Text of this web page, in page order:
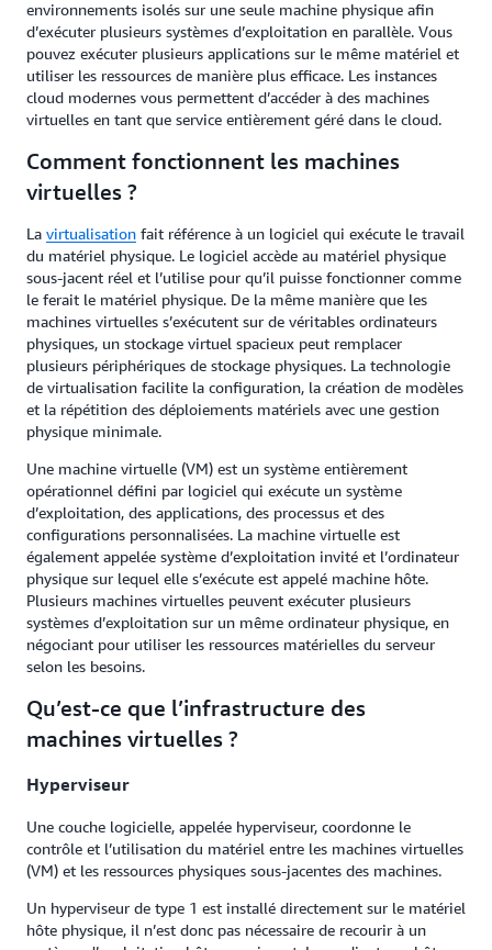
environnements isolés sur une seule machine physique afin
d’exécuter plusieurs systèmes d’exploitation en parallèle. Vous
pouvez exécuter plusieurs applications sur le même matériel et
utiliser les ressources de manière plus efficace. Les instances
cloud modernes vous permettent d’accéder à des machines
virtuelles en tant que service entièrement géré dans le cloud.
Comment fonctionnent les machines
virtuelles ?
La virtualisation fait référence à un logiciel qui exécute le travail
du matériel physique. Le logiciel accède au matériel physique
sous-jacent réel et l’utilise pour qu’il puisse fonctionner comme
le ferait le matériel physique. De la même manière que les
machines virtuelles s’exécutent sur de véritables ordinateurs
physiques, un stockage virtuel spacieux peut remplacer
plusieurs périphériques de stockage physiques. La technologie
de virtualisation facilite la configuration, la création de modèles
et la répétition des déploiements matériels avec une gestion
physique minimale.
Une machine virtuelle (VM) est un système entièrement
opérationnel défini par logiciel qui exécute un système
d’exploitation, des applications, des processus et des
configurations personnalisées. La machine virtuelle est
également appelée système d’exploitation invité et l’ordinateur
physique sur lequel elle s’exécute est appelé machine hôte.
Plusieurs machines virtuelles peuvent exécuter plusieurs
systèmes d’exploitation sur un même ordinateur physique, en
négociant pour utiliser les ressources matérielles du serveur
selon les besoins.
Qu’est-ce que l’infrastructure des
machines virtuelles ?
Hyperviseur
Une couche logicielle, appelée hyperviseur, coordonne le
contrôle et l’utilisation du matériel entre les machines virtuelles
(VM) et les ressources physiques sous-jacentes des machines.
Un hyperviseur de type 1 est installé directement sur le matériel
hôte physique, il n’est donc pas nécessaire de recourir à un